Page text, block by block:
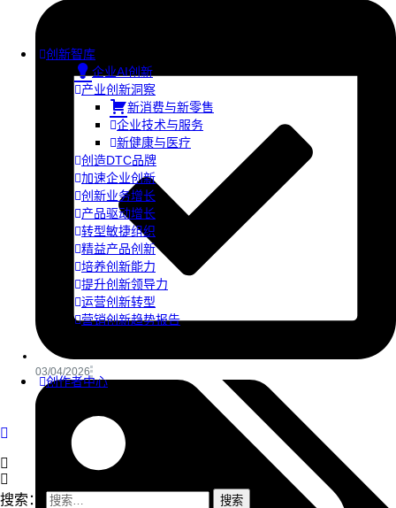
创新智库
企业AI创新
产业创新洞察
新消费与新零售
企业技术与服务
新健康与医疗
创造DTC品牌
加速企业创新
创新业务增长
产品驱动增长
转型敏捷组织
精益产品创新
培养创新能力
提升创新领导力
运营创新转型
营销创新趋势报告
创作者中心
搜索：
03/04/2026